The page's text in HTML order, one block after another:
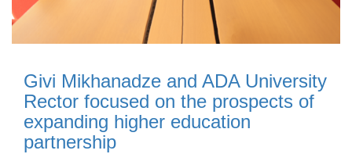
Givi Mikhanadze and ADA University
Rector focused on the prospects of
expanding higher education
partnership